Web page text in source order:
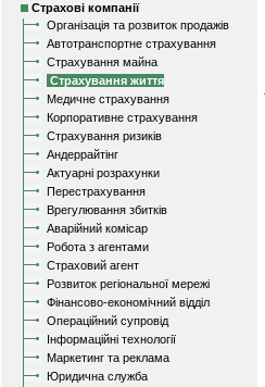
Страхові компанії
Організація та розвиток продажів
Автотранспортне страхування
Страхування майна
Страхування життя
Медичне страхування
Корпоративне страхування
Страхування ризиків
Андеррайтінг
Актуарні розрахунки
Перестрахування
Врегулювання збитків
Аварійний комісар
Робота з агентами
Страховий агент
Розвиток регіональної мережі
Фінансово-економічний відділ
Операційний супровід
Інформаційні технології
Маркетинг та реклама
Юридична служба